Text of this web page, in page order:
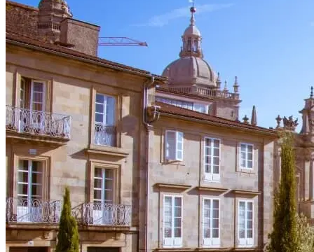
a partir de 1608,00 €
Passeio de bicicleta no Alentejo - rota Vinícola e Património
8 Dias|3/5